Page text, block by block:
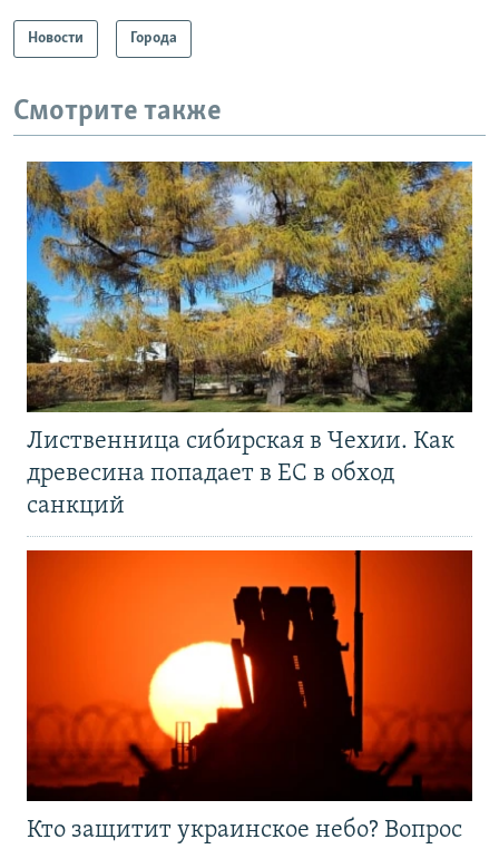
Новости Города
Смотрите также
Лиственница сибирская в Чехии. Как
древесина попадает в ЕС в обход
санкций
Кто защитит украинское небо? Вопрос